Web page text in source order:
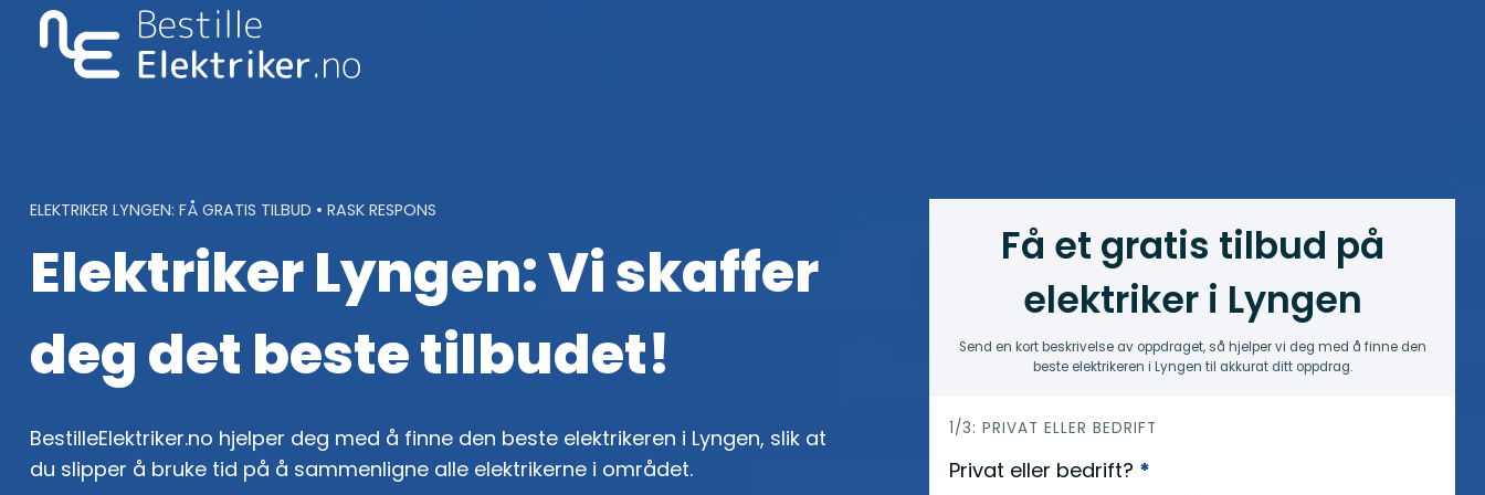
content
ELEKTRIKER LYNGEN: FÅ GRATIS TILBUD • RASK RESPONS
Elektriker Lyngen: Vi skaffer
deg det beste tilbudet!
BestilleElektriker.no hjelper deg med å finne den beste elektrikeren i Lyngen, slik at
du slipper å bruke tid på å sammenligne alle elektrikerne i området.
Få et gratis tilbud på
elektriker i Lyngen
Send en kort beskrivelse av oppdraget, så hjelper vi deg med å finne den
beste elektrikeren i Lyngen til akkurat ditt oppdrag.
h
e
1/3: PRIVAT ELLER BEDRIFT
Privat eller bedrift? *